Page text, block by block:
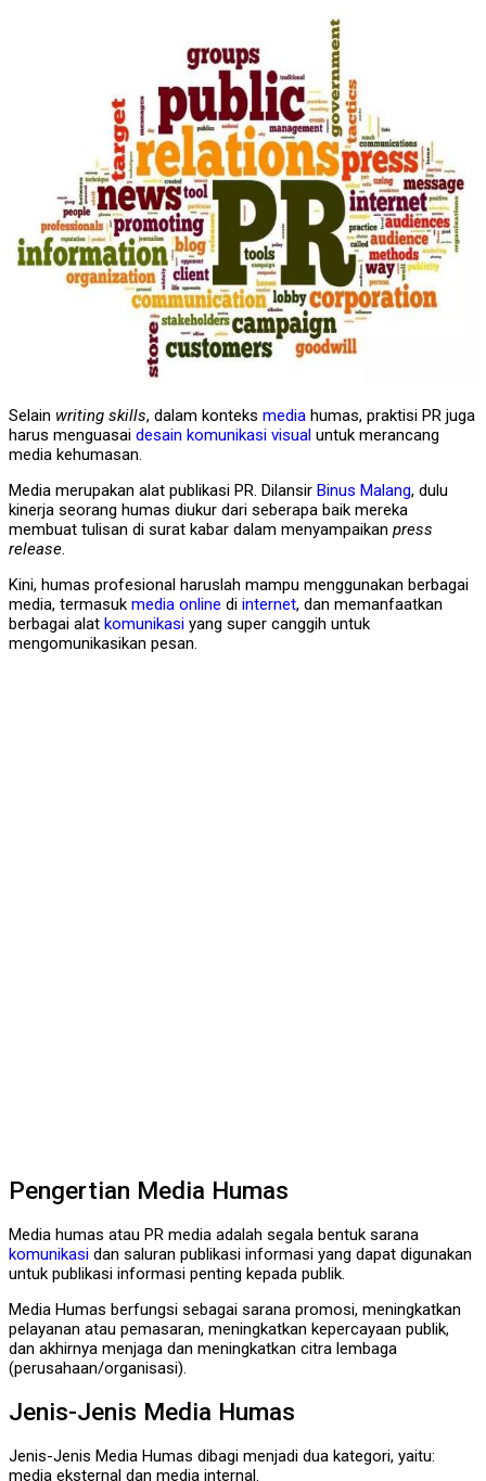
Selain writing skills, dalam konteks media humas, praktisi PR juga
harus menguasai desain komunikasi visual untuk merancang
media kehumasan.
Media merupakan alat publikasi PR. Dilansir Binus Malang, dulu
kinerja seorang humas diukur dari seberapa baik mereka
membuat tulisan di surat kabar dalam menyampaikan press
release.
Kini, humas profesional haruslah mampu menggunakan berbagai
media, termasuk media online di internet, dan memanfaatkan
berbagai alat komunikasi yang super canggih untuk
mengomunikasikan pesan.
Pengertian Media Humas
Media humas atau PR media adalah segala bentuk sarana
komunikasi dan saluran publikasi informasi yang dapat digunakan
untuk publikasi informasi penting kepada publik.
Media Humas berfungsi sebagai sarana promosi, meningkatkan
pelayanan atau pemasaran, meningkatkan kepercayaan publik,
dan akhirnya menjaga dan meningkatkan citra lembaga
(perusahaan/organisasi).
Jenis-Jenis Media Humas
Jenis-Jenis Media Humas dibagi menjadi dua kategori, yaitu:
media eksternal dan media internal.